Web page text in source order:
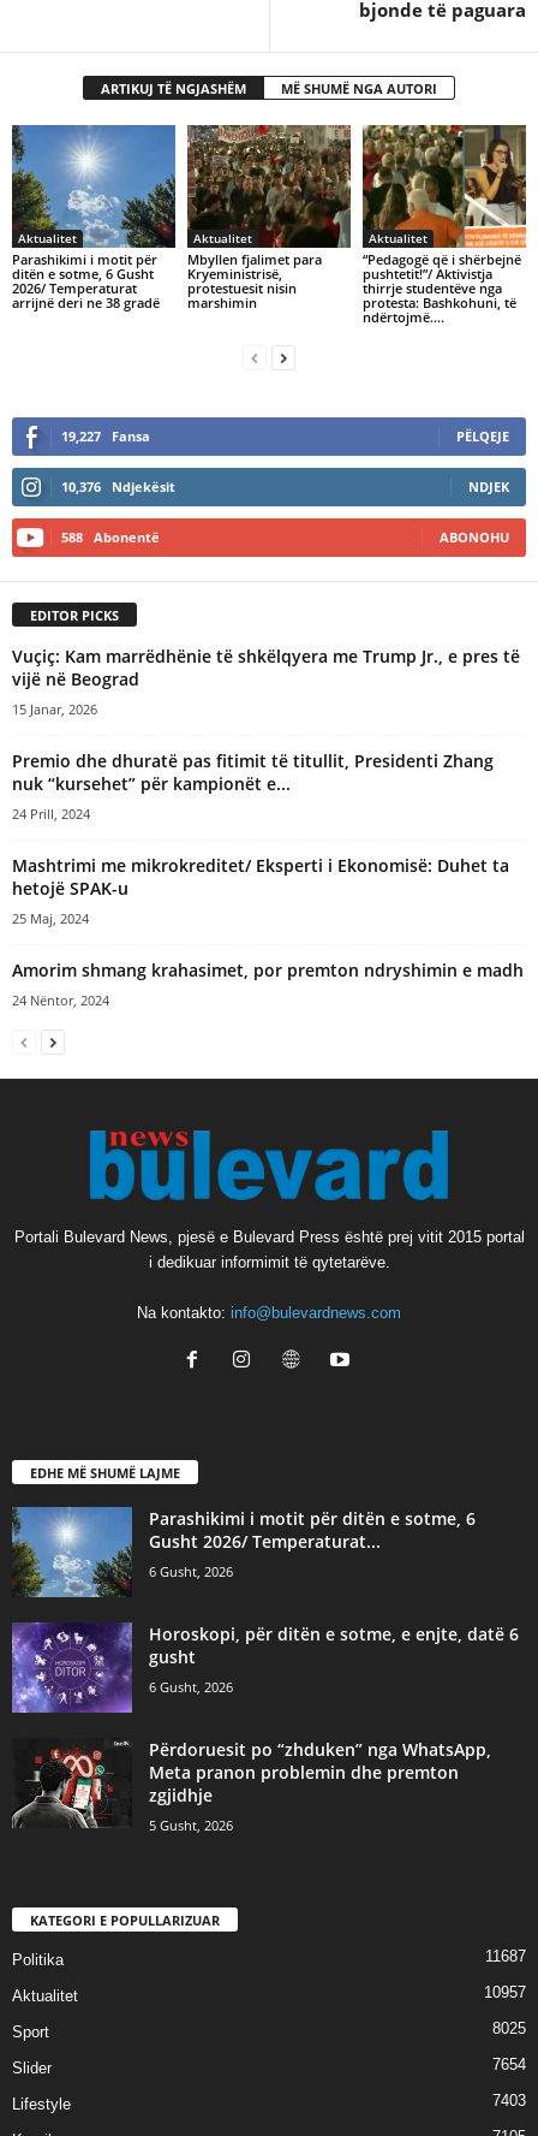
bjonde të paguara
ARTIKUJ TË NGJASHËM MË SHUMË NGA AUTORI
Aktualitet
Parashikimi i motit për
ditën e sotme, 6 Gusht
2026/ Temperaturat
arrijnë deri ne 38 gradë
Aktualitet
Mbyllen fjalimet para
Kryeministrisë,
protestuesit nisin
marshimin
Aktualitet
“Pedagogë që i shërbejnë
pushtetit!”/ Aktivistja
thirrje studentëve nga
protesta: Bashkohuni, të
ndërtojmë….
19,227 Fansa PËLQEJE
10,376 Ndjekësit NDJEK
588 Abonentë ABONOHU
EDITOR PICKS
Vuçiç: Kam marrëdhënie të shkëlqyera me Trump Jr., e pres të
vijë në Beograd
15 Janar, 2026
Premio dhe dhuratë pas fitimit të titullit, Presidenti Zhang
nuk “kursehet” për kampionët e...
24 Prill, 2024
Mashtrimi me mikrokreditet/ Eksperti i Ekonomisë: Duhet ta
hetojë SPAK-u
25 Maj, 2024
Amorim shmang krahasimet, por premton ndryshimin e madh
24 Nëntor, 2024
Portali Bulevard News, pjesë e Bulevard Press është prej vitit 2015 portal
i dedikuar informimit të qytetarëve.
Na kontakto: info@bulevardnews.com
EDHE MË SHUMË LAJME
Parashikimi i motit për ditën e sotme, 6
Gusht 2026/ Temperaturat...
6 Gusht, 2026
Horoskopi, për ditën e sotme, e enjte, datë 6
gusht
6 Gusht, 2026
Përdoruesit po “zhduken” nga WhatsApp,
Meta pranon problemin dhe premton
zgjidhje
5 Gusht, 2026
KATEGORI E POPULLARIZUAR
Politika 11687
Aktualitet 10957
Sport 8025
Slider 7654
Lifestyle 7403